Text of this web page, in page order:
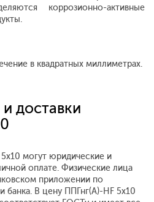
коррозионно-активные
в квадратных миллиметрах.
доставки
могут юридические и
оплате. Физические лица
приложении по
банка. В цену ППГнг(А)-HF 5x10